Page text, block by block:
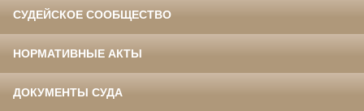
СУДЕЙСКОЕ СООБЩЕСТВО
НОРМАТИВНЫЕ АКТЫ
ДОКУМЕНТЫ СУДА